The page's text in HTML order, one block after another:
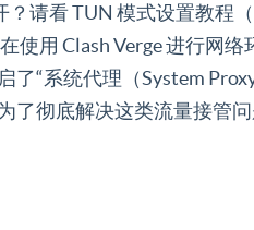
请看 TUN 模式设置教程
使用 Clash Verge 进行网
了“系统代理（System
了彻底解决这类流量接管